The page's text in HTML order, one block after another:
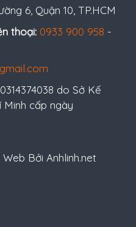
6, Quận 10, TP.HCM
thoại: 0933 900 958 -
do Sở Kế
cấp ngày
Bởi Anhlinh.net